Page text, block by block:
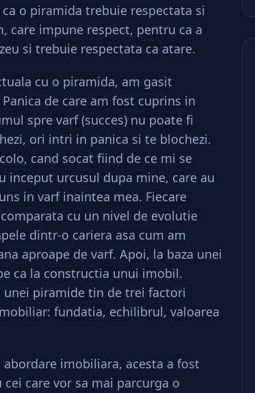
o piramida trebuie respectata si
care impune respect, pentru ca a
si trebuie respectata ca atare.
cu o piramida, am gasit
de care am fost cuprins in
spre varf (succes) nu poate fi
ori intri in panica si te blochezi.
cand socat fiind de ce mi se
inceput urcusul dupa mine, care au
in varf inaintea mea. Fiecare
cu un nivel de evolutie
dintr-o cariera asa cum am
aproape de varf. Apoi, la baza unei
ca la constructia unui imobil.
piramide tin de trei factori
fundatia, echilibrul, valoarea
imobiliara, acesta a fost
care vor sa mai parcurga o